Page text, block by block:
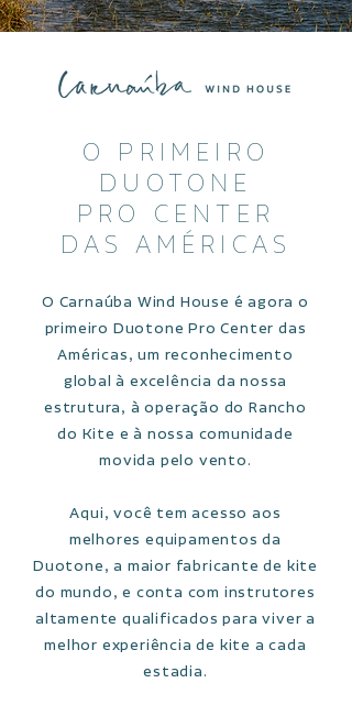
O PRIMEIRO
DUOTONE
PRO CENTER
DAS AMÉRICAS
O Carnaúba Wind House é agora o
primeiro Duotone Pro Center das
Américas, um reconhecimento
global à excelência da nossa
estrutura, à operação do Rancho
do Kite e à nossa comunidade
movida pelo vento.
Aqui, você tem acesso aos
melhores equipamentos da
Duotone, a maior fabricante de kite
do mundo, e conta com instrutores
altamente qualificados para viver a
melhor experiência de kite a cada
estadia.